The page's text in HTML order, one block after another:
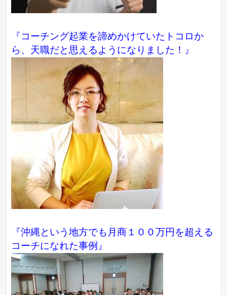
『コーチング起業を諦めかけていたトコロか
ら、天職だと思えるようになりました！』
『沖縄という地方でも月商１００万円を超える
コーチになれた事例』